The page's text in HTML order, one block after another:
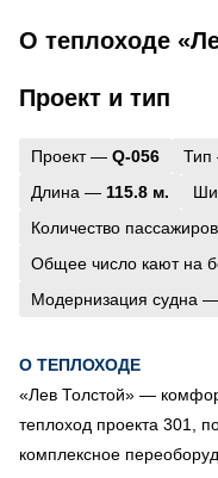
О теплоходе
Проект и тип
Проект — Q-056
Длина — 115.8 м.
Количество
Общее число кают на
Модернизация судна —
О ТЕПЛОХОДЕ
«Лев Толстой» —
теплоход проекта 301,
комплексное